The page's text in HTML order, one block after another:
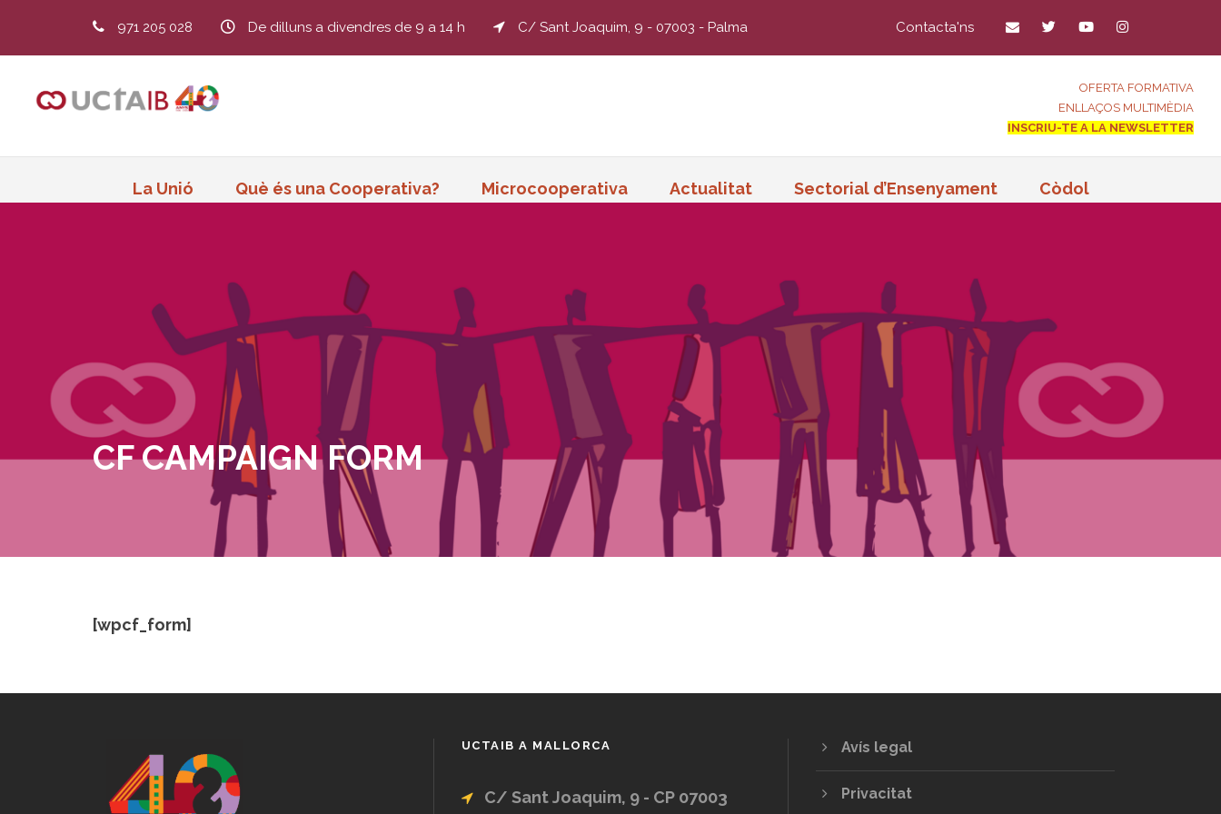
971 205 028 De dilluns a divendres de 9 a 14 h C/ Sant Joaquim, 9 - 07003 - Palma Contacta'ns
OFERTA FORMATIVA
ENLLAÇOS MULTIMÈDIA
INSCRIU-TE A LA NEWSLETTER
La Unió Què és una Cooperativa? Microcooperativa Actualitat Sectorial d’Ensenyament Còdol
CF CAMPAIGN FORM
[wpcf_form]
UCTAIB A MALLORCA
C/ Sant Joaquim, 9 - CP 07003
Avís legal
Privacitat